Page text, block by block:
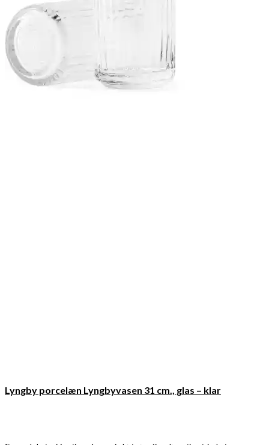
Lyngby porcelæn Lyngbyvasen 31 cm., glas – klar